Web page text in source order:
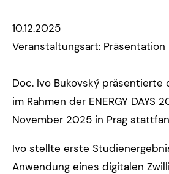
10.12.2025
Veranstaltungsart: Präsentation
Doc. Ivo Bukovský präsentierte
im Rahmen der ENERGY DAYS
November 2025 in Prag
Ivo stellte erste
Anwendung eines digitalen